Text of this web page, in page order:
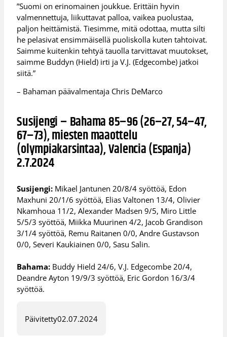
”Suomi on erinomainen joukkue. Erittäin hyvin
valmennettuja, liikuttavat palloa, vaikea puolustaa,
paljon heittämistä. Tiesimme, mitä odottaa, mutta silti
he pelasivat ensimmäisellä puoliskolla kuten tahtoivat.
Saimme kuitenkin tehtyä tauolla tarvittavat muutokset,
saimme Buddyn (Hield) irti ja V.J. (Edgecombe) jatkoi
siitä.”
– Bahaman päävalmentaja Chris DeMarco
Susijengi – Bahama 85–96 (26–27, 54–47,
67–73), miesten maaottelu
(olympiakarsintaa), Valencia (Espanja)
2.7.2024
Susijengi: Mikael Jantunen 20/8/4 syöttöä, Edon
Maxhuni 20/1/6 syöttöä, Elias Valtonen 13/4, Olivier
Nkamhoua 11/2, Alexander Madsen 9/5, Miro Little
5/5/3 syöttöä, Miikka Muurinen 4/2, Jacob Grandison
3/1/4 syöttöä, Remu Raitanen 0/0, Andre Gustavson
0/0, Severi Kaukiainen 0/0, Sasu Salin.
Bahama: Buddy Hield 24/6, V.J. Edgecombe 20/4,
Deandre Ayton 19/9/3 syöttöä, Eric Gordon 16/3/4
syöttöä.
Päivitetty02.07.2024